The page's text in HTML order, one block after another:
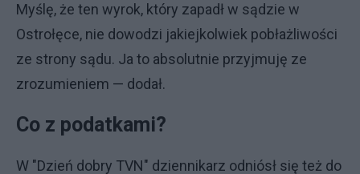
Myślę, że ten wyrok, który zapadł w sądzie w
Ostrołęce, nie dowodzi jakiejkolwiek pobłażliwości
ze strony sądu. Ja to absolutnie przyjmuję ze
zrozumieniem — dodał.
Co z podatkami?
W "Dzień dobry TVN" dziennikarz odniósł się też do